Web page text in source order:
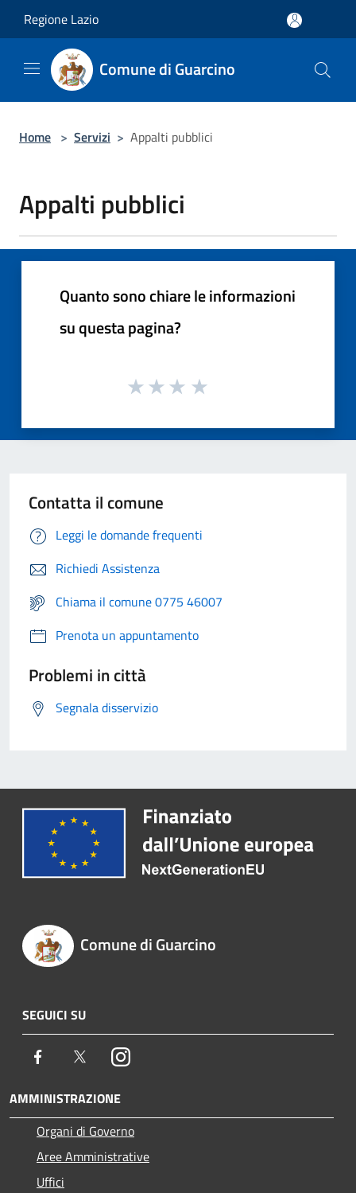
Regione Lazio
Comune di Guarcino
Home > Servizi > Appalti pubblici
Appalti pubblici
Quanto sono chiare le informazioni
su questa pagina?
Contatta il comune
Leggi le domande frequenti
Richiedi Assistenza
Chiama il comune 0775 46007
Prenota un appuntamento
Problemi in città
Segnala disservizio
Comune di Guarcino
SEGUICI SU
Facebook TwitterInstagram
AMMINISTRAZIONE
Organi di Governo
Aree Amministrative
Uffici